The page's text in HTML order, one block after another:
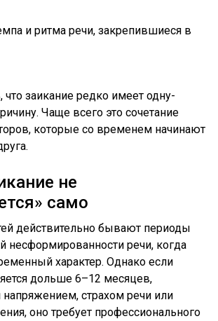
и ритма речи, закрепившиеся в
заикание редко имеет одну-
Чаще всего это сочетание
которые со временем начинают
не
само
действительно бывают периоды
несформированности речи, когда
характер. Однако если
дольше 6–12 месяцев,
страхом речи или
оно требует профессионального